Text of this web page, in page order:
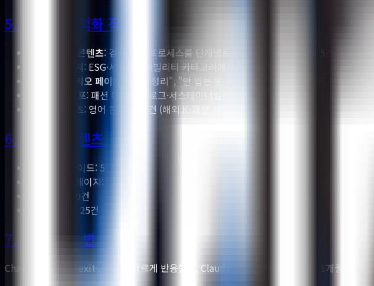
5. 수행한 최적화 작업
검수 시스템 콘텐츠: 검수·살균 프로세스를 단계별로 설명한 가이드 페이지 5건 신설.
친환경 메시지: ESG·서스테이너빌리티 카테고리에서 정의 문장 통일.
사용자 시나리오 페이지
: "옷장 정리", "안 입는 옷 처분" 같은 상황별 가이드 신설.
외부 채널 배포: 패션 미디어·블로그·서스테이너빌리티 디렉토리에 분산 노출.
글로벌 콘텐츠: 영어 콘텐츠 12건 (해외 K-패션 시장 진입 준비).
6. 생성한 콘텐츠 유형
검수·살균 가이드: 5건
시나리오별 페이지: 6건
FAQ 확장: 20건
외부 콘텐츠: 25건
7. AI 모델별 변화
ChatGPT와 Perplexity가 가장 빠르게 반응했고, Claude는 ESG 맥락에서 후반 1개월에 가속.